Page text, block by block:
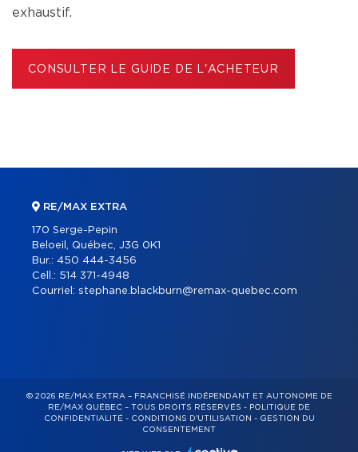
exhaustif.
CONSULTER LE GUIDE DE L'ACHETEUR
RE/MAX EXTRA
170 Serge-Pepin
Beloeil, Québec, J3G 0K1
Bur.: 450 444-3456
Cell.: 514 371-4948
Courriel: stephane.blackburn@remax-quebec.com
© 2026 RE/MAX EXTRA – FRANCHISÉ INDÉPENDANT ET AUTONOME DE
RE/MAX QUÉBEC – TOUS DROITS RÉSERVÉS - POLITIQUE DE
CONFIDENTIALITÉ- CONDITIONS D'UTILISATION - GESTION DU
CONSENTEMENT